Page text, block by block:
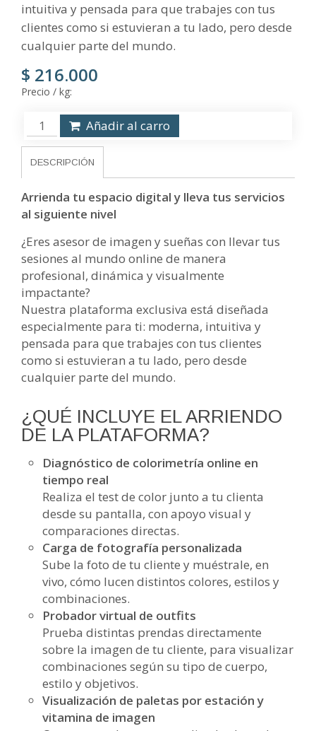
intuitiva y pensada para que trabajes con tus
clientes como si estuvieran a tu lado, pero desde
cualquier parte del mundo.
$ 216.000
Precio / kg:
Añadir al carro
DESCRIPCIÓN
Arrienda tu espacio digital y lleva tus servicios
al siguiente nivel
¿Eres asesor de imagen y sueñas con llevar tus
sesiones al mundo online de manera
profesional, dinámica y visualmente
impactante?
Nuestra plataforma exclusiva está diseñada
especialmente para ti: moderna, intuitiva y
pensada para que trabajes con tus clientes
como si estuvieran a tu lado, pero desde
cualquier parte del mundo.
¿QUÉ INCLUYE EL ARRIENDO
DE LA PLATAFORMA?
Diagnóstico de colorimetría online en
tiempo real
Realiza el test de color junto a tu clienta
desde su pantalla, con apoyo visual y
comparaciones directas.
Carga de fotografía personalizada
Sube la foto de tu cliente y muéstrale, en
vivo, cómo lucen distintos colores, estilos y
combinaciones.
Probador virtual de outfits
Prueba distintas prendas directamente
sobre la imagen de tu cliente, para visualizar
combinaciones según su tipo de cuerpo,
estilo y objetivos.
Visualización de paletas por estación y
vitamina de imagen